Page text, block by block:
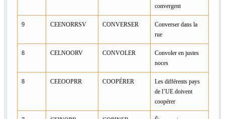
convergent
9 CEENORRSV CONVERSER
Converser dans la
rue
8 CELNOORV CONVOLER
Convoler en justes
noces
8 CEEOOPRR COOPÉRER
Les différents pays
de l’UE doivent
coopérer